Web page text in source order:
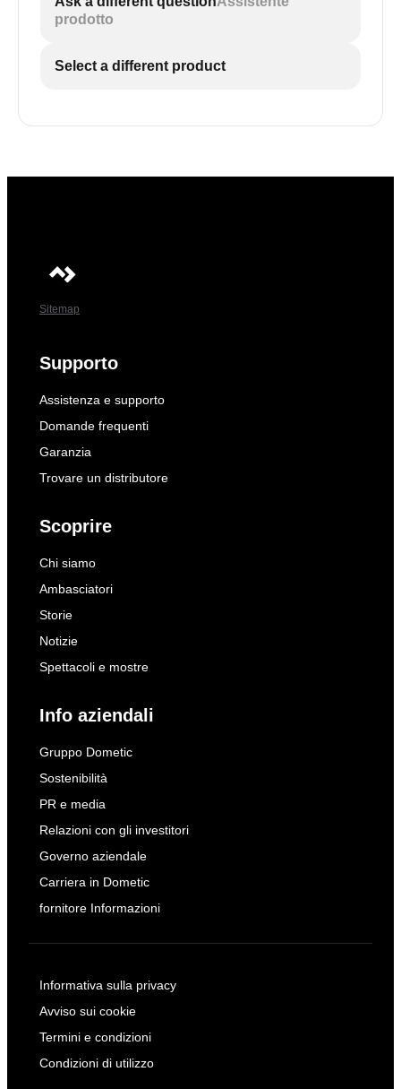
prodotto
Select a different product
Sitemap
Supporto
Assistenza e supporto
Domande frequenti
Garanzia
Trovare un distributore
Scoprire
Chi siamo
Ambasciatori
Storie
Notizie
Spettacoli e mostre
Info aziendali
Gruppo Dometic
Sostenibilità
PR e media
Relazioni con gli investitori
Governo aziendale
Carriera in Dometic
fornitore Informazioni
Informativa sulla privacy
Avviso sui cookie
Termini e condizioni
Condizioni di utilizzo